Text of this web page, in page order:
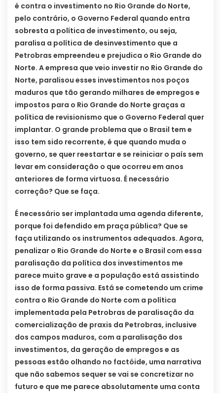
é contra o investimento no Rio Grande do Norte,
pelo contrário, o Governo Federal quando entra
sobresta a política de investimento, ou seja,
paralisa a política de desinvestimento que a
Petrobras empreendeu e prejudica o Rio Grande do
Norte. A empresa que veio investir no Rio Grande do
Norte, paralisou esses investimentos nos poços
maduros que tão gerando milhares de empregos e
impostos para o Rio Grande do Norte graças a
política de revisionismo que o Governo Federal quer
implantar. O grande problema que o Brasil tem e
isso tem sido recorrente, é que quando muda o
governo, se quer reestartar e se reiniciar o país sem
levar em consideração o que ocorreu em anos
anteriores de forma virtuosa. É necessário
correção? Que se faça.
É necessário ser implantada uma agenda diferente,
porque foi defendido em praça pública? Que se
faça utilizando os instrumentos adequados. Agora,
penalizar o Rio Grande do Norte e o Brasil com essa
paralisação da política dos investimentos me
parece muito grave e a população está assistindo
isso de forma passiva. Está se cometendo um crime
contra o Rio Grande do Norte com a política
implementada pela Petrobras de paralisação da
comercialização de praxis da Petrobras, inclusive
dos campos maduros, com a paralisação dos
investimentos, da geração de empregos e as
pessoas estão olhando no factóide, uma narrativa
que não sabemos sequer se vai se concretizar no
futuro e que me parece absolutamente uma conta